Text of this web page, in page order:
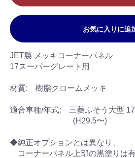
お気に入りに追
JET製 メッキコーナーパネル
17スーパーグレート用
材質: 樹脂クロームメッキ
適合車種/年式: 三菱ふそう大型
(H29.5〜)
◆純正オプションとは異なり、
コーナーパネル上部の黒塗りは有